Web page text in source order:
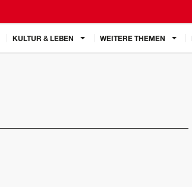
KULTUR & LEBEN WEITERE THEMEN